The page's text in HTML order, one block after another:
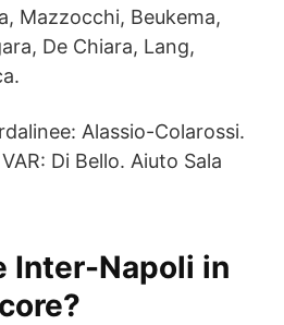
Mazzocchi, Beukema,
De Chiara, Lang,
Alassio-Colarossi.
Di Bello. Aiuto Sala
Inter-Napoli in